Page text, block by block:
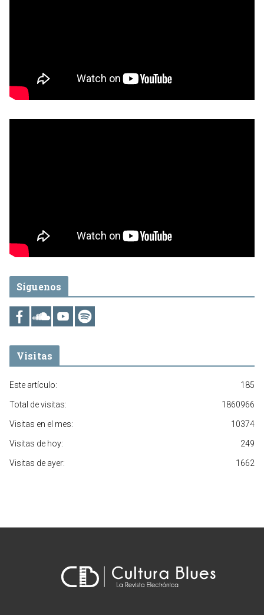
Síguenos
Visitas
185
Este artículo:
1860966
Total de visitas:
10374
Visitas en el mes:
249
Visitas de hoy:
1662
Visitas de ayer: